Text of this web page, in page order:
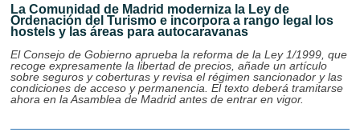
La Comunidad de Madrid moderniza la Ley de
Ordenación del Turismo e incorpora a rango legal los
hostels y las áreas para autocaravanas
El Consejo de Gobierno aprueba la reforma de la Ley 1/1999, que
recoge expresamente la libertad de precios, añade un artículo
sobre seguros y coberturas y revisa el régimen sancionador y las
condiciones de acceso y permanencia. El texto deberá tramitarse
ahora en la Asamblea de Madrid antes de entrar en vigor.